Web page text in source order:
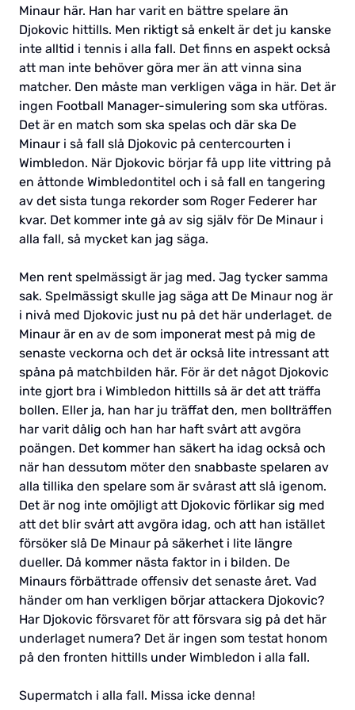
Minaur här. Han har varit en bättre spelare än
Djokovic hittills. Men riktigt så enkelt är det ju kanske
inte alltid i tennis i alla fall. Det finns en aspekt också
att man inte behöver göra mer än att vinna sina
matcher. Den måste man verkligen väga in här. Det är
ingen Football Manager-simulering som ska utföras.
Det är en match som ska spelas och där ska De
Minaur i så fall slå Djokovic på centercourten i
Wimbledon. När Djokovic börjar få upp lite vittring på
en åttonde Wimbledontitel och i så fall en tangering
av det sista tunga rekorder som Roger Federer har
kvar. Det kommer inte gå av sig själv för De Minaur i
alla fall, så mycket kan jag säga.
Men rent spelmässigt är jag med. Jag tycker samma
sak. Spelmässigt skulle jag säga att De Minaur nog är
i nivå med Djokovic just nu på det här underlaget. de
Minaur är en av de som imponerat mest på mig de
senaste veckorna och det är också lite intressant att
spåna på matchbilden här. För är det något Djokovic
inte gjort bra i Wimbledon hittills så är det att träffa
bollen. Eller ja, han har ju träffat den, men bollträffen
har varit dålig och han har haft svårt att avgöra
poängen. Det kommer han säkert ha idag också och
när han dessutom möter den snabbaste spelaren av
alla tillika den spelare som är svårast att slå igenom.
Det är nog inte omöjligt att Djokovic förlikar sig med
att det blir svårt att avgöra idag, och att han istället
försöker slå De Minaur på säkerhet i lite längre
dueller. Då kommer nästa faktor in i bilden. De
Minaurs förbättrade offensiv det senaste året. Vad
händer om han verkligen börjar attackera Djokovic?
Har Djokovic försvaret för att försvara sig på det här
underlaget numera? Det är ingen som testat honom
på den fronten hittills under Wimbledon i alla fall.
Supermatch i alla fall. Missa icke denna!